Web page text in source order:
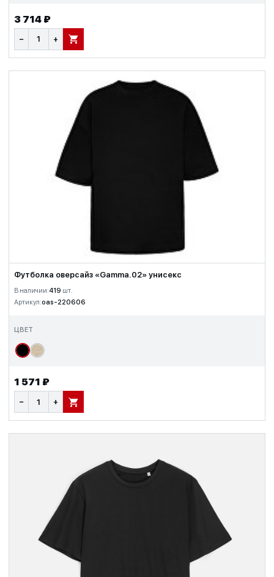
3 714 ₽
− + В КОРЗИНУ
Футболка оверсайз «Gamma.02» унисекс
В наличии:419 шт.
Артикул:oas-220606
ЦВЕТ
1 571 ₽
− + В КОРЗИНУ